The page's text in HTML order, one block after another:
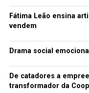
Fátima Leão ensina
vendem
Drama social
De catadores a
transformador da